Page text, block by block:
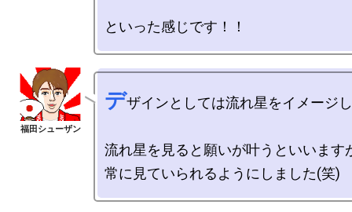
デザインとしては流れ星をイメージ
流れ星を見ると願いが叶うといいます